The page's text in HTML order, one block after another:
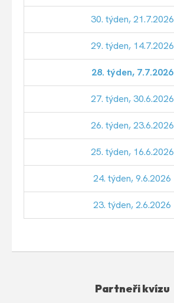
30. týden, 21.7.2026
29. týden, 14.7.2026
28. týden, 7.7.2026
27. týden, 30.6.2026
26. týden, 23.6.2026
25. týden, 16.6.2026
24. týden, 9.6.2026
23. týden, 2.6.2026
Partneři kvízu